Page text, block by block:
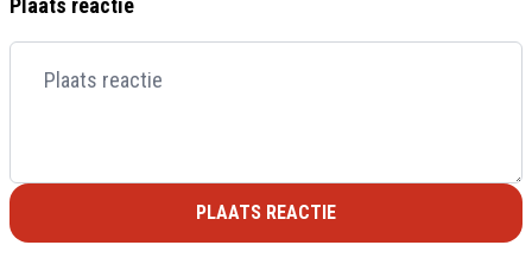
Plaats reactie
PLAATS REACTIE